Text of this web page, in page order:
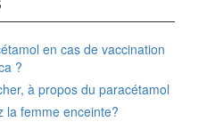
en cas de vaccination
?
à propos du paracétamol
la femme enceinte?